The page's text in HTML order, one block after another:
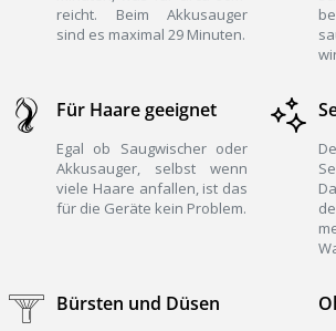
reicht. Beim Akkusauger
sind es maximal 29 Minuten.
Für Haare geeignet
Egal ob Saugwischer oder
Akkusauger, selbst wenn
viele Haare anfallen, ist das
für die Geräte kein Problem.
Bürsten und Düsen